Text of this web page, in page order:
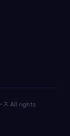
ス All rights